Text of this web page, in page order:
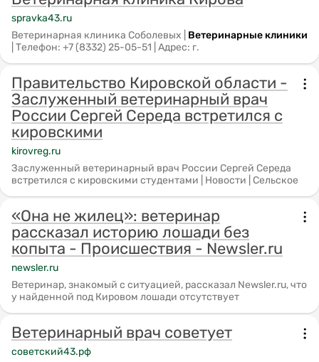
spravka43.ru
Ветеринарная клиника Соболевых | Ветеринарные клиники
| Телефон: +7 (8332) 25-05-51 | Адрес: г.
Правительство Кировской области -
Заслуженный ветеринарный врач
России Сергей Середа встретился с
кировскими
kirovreg.ru
Заслуженный ветеринарный врач России Сергей Середа
встретился с кировскими студентами | Новости | Сельское
«Она не жилец»: ветеринар
рассказал историю лошади без
копыта - Происшествия - Newsler.ru
newsler.ru
Ветеринар, знакомый с ситуацией, рассказал Newsler.ru, что
у найденной под Кировом лошади отсутствует
Ветеринарный врач советует
советский43.рф